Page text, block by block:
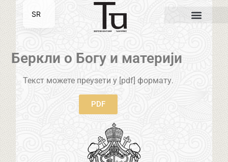
Беркли о Богу и материји
Текст можете преузети у [pdf] формату.
PDF
SR
EN